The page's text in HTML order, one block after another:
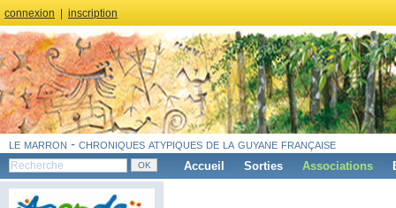
connexion inscription
le marron - chroniques atypiques de la guyane française
Accueil Sorties Associations